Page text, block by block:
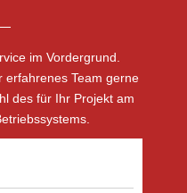
im Vordergrund.
erfahrenes Team gerne
des für Ihr Projekt am